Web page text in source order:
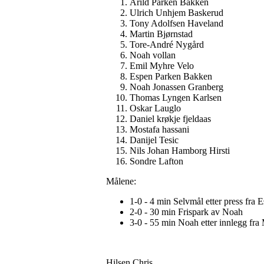
Ulrich Unhjem Baskerud
Tony Adolfsen Haveland
Martin Bjørnstad
Tore-André Nygård
Noah vollan
Emil Myhre Velo
Espen Parken Bakken
Noah Jonassen Granberg
Thomas Lyngen Karlsen
Oskar Lauglo
Daniel krøkje fjeldaas
Mostafa hassani
Danijel Tesic
Nils Johan Hamborg Hirsti
Sondre Lafton
Målene:
1-0 - 4 min Selvmål etter press fra
2-0 - 30 min Frispark av Noah
3-0 - 55 min Noah etter innlegg fra